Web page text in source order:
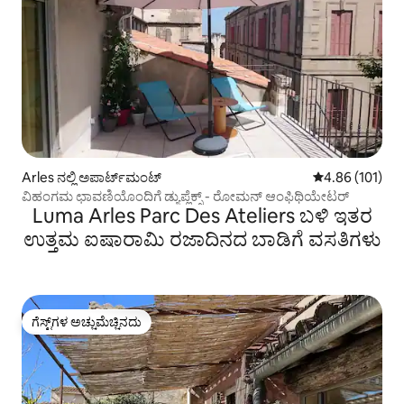
Arles ನಲ್ಲಿ ಅಪಾರ್ಟ್‌ಮಂಟ್ 5 ರಲ್ಲಿ 4.86
4.86 (101)
ವಿಹಂಗಮ ಛಾವಣಿಯೊಂದಿಗೆ ಡ್ಯುಪ್ಲೆಕ್ಸ್ - ರೋಮನ್ ಆಂಫಿಥಿಯೇಟರ್
Luma Arles Parc Des Ateliers ಬಳಿ ಇತರ
ಉತ್ತಮ ಐಷಾರಾಮಿ ರಜಾದಿನದ ಬಾಡಿಗೆ ವಸತಿಗಳು
ಗೆಸ್ಟ್‌ಗಳ ಅಚ್ಚುಮೆಚ್ಚಿನದು
ಗೆಸ್ಟ್‌ಗಳ ಅಚ್ಚುಮೆಚ್ಚಿನದು